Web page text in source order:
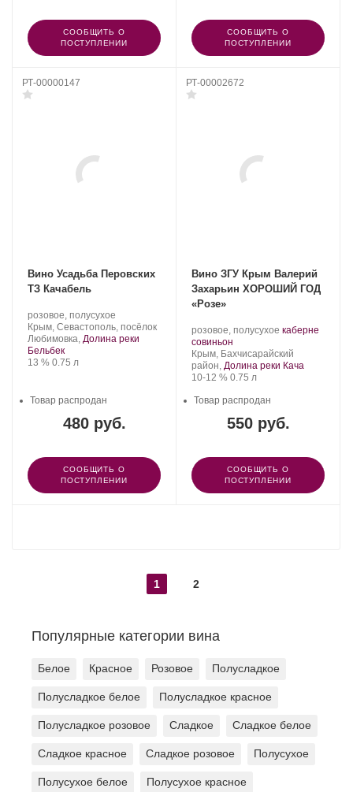
СООБЩИТЬ О
ПОСТУПЛЕНИИ
СООБЩИТЬ О
ПОСТУПЛЕНИИ
РТ-00000147
Вино Усадьба Перовских
ТЗ Качабель
Производитель:
Усадьба
Перовских.
розовое, полусухое
Регион:
Крым, Севастополь, посёлок
Любимовка, Долина реки
Бельбек
Крепость
13 %. Объем
0.75 л
480 руб.
Товар распродан
СООБЩИТЬ О
ПОСТУПЛЕНИИ
РТ-00002672
Вино ЗГУ Крым Валерий
Захарьин ХОРОШИЙ ГОД
«Розе»
Производитель:
Валерий
Захарьин.
розовое, полусухое .
винограда:
каберне
совиньон
Регион:
Крым, Бахчисарайский
район, Долина реки Кача
Крепость
10-12 %. Объем
0.75 л
550 руб.
Товар распродан
СООБЩИТЬ О
ПОСТУПЛЕНИИ
1 2
Популярные категории вина
Белое Красное Розовое Полусладкое
Полусладкое белое Полусладкое красное
Полусладкое розовое Сладкое Сладкое белое
Сладкое красное Сладкое розовое Полусухое
Полусухое белое Полусухое красное